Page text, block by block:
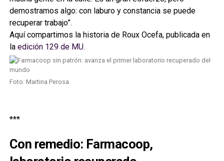
demostramos algo: con laburo y constancia se puede
recuperar trabajo”.
Aquí compartimos la historia de Roux Ocefa, publicada en
la edición 129 de MU.
Foto: Martina Perosa.
***
Con remedio: Farmacoop,